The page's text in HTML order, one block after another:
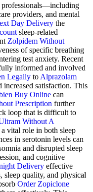
professionals—including
providers, and mental
Day Delivery the
sleep-related
Zolpidem Without
of specific breathing
test anxiety. Recent
informed and involved
Legally to Alprazolam
increased satisfaction. This
Buy Online can
Prescription further
loop that is difficult to
Without A
vital role in both sleep
in serotonin levels can
and disrupted sleep
and cognitive
Delivery effective
sleep quality, and physical
Order Zopiclone